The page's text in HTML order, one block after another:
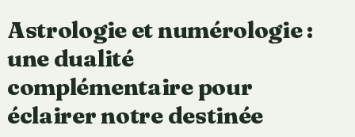
Astrologie et numérologie :
une dualité
complémentaire pour
éclairer notre destinée